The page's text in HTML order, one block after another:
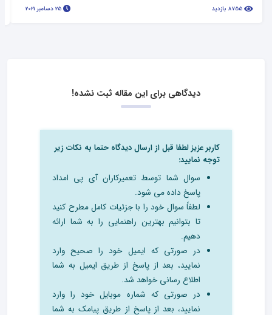
دیدگاهی برای این مقاله ثبت نشده!
کاربر عزیز لطفا قبل از ارسال دیدگاه حتما به نکات زیر
توجه نمایید:
سوال شما توسط تعمیرکاران آی پی امداد
پاسخ داده می شود.
لطفاً سوال خود را با جزئیات کامل مطرح کنید
تا بتوانیم بهترین راهنمایی را به شما ارائه
دهیم.
در صورتی که ایمیل خود را صحیح وارد
نمایید، بعد از پاسخ از طریق ایمیل به شما
اطلاع رسانی خواهد شد.
در صورتی که شماره موبایل خود را وارد
نمایید، بعد از پاسخ از طریق پیامک به شما